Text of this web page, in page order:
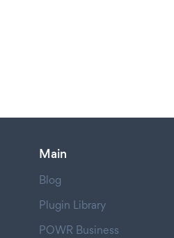
Main
Blog
Plugin Library
POWR Business